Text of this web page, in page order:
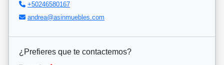
+50246580167
andrea@asinmuebles.com
¿Prefieres que te contactemos?